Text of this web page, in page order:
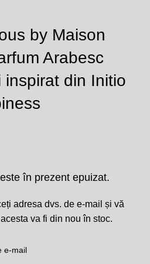
by Maison
Arabesc
inspirat din Initio
în prezent epuizat.
adresa dvs. de e-mail și vă
va fi din nou în stoc.